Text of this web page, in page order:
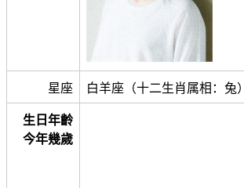
星座 白羊座（十二生肖属相：兔）
生日年齡
今年幾歲